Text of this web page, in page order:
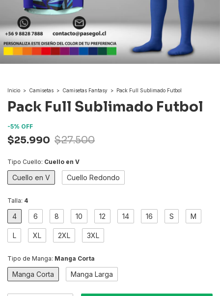
Inicio > Camisetas > Camisetas Fantasy > Pack Full Sublimado Futbol
Pack Full Sublimado Futbol
-5% OFF
$25.990 $27.500
Tipo Cuello: Cuello en V
Cuello en V Cuello Redondo
Talla: 4
4 6 8 10 12 14 16 S M
L XL 2XL 3XL
Tipo de Manga: Manga Corta
Manga Corta Manga Larga